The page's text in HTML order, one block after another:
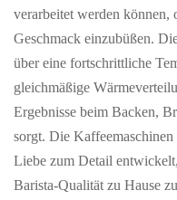
verarbeitet werden können,
Geschmack einzubüßen.
über eine fortschrittliche
gleichmäßige
Ergebnisse beim Backen,
sorgt. Die
Liebe zum Detail
Barista-Qualität zu Hause